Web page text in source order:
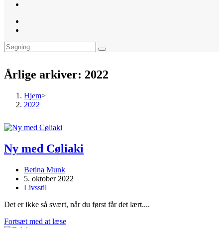
Årlige arkiver: 2022
Hjem>
2022
Ny med Cøliaki
Post
author:
Betina Munk
Post
published:
5. oktober 2022
Post
Livsstil
Det er ikke så svært, når du først får det lært....
Fortsæt med at læseNy